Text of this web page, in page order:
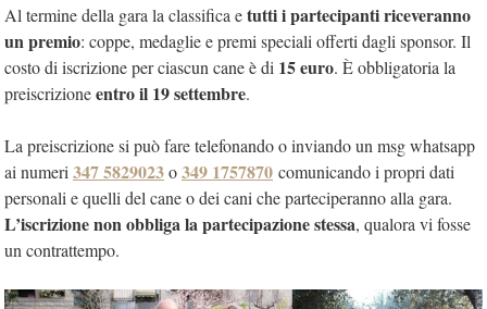
Al termine della gara la classifica etutti i partecipanti riceveranno
un premio: coppe, medaglie e premi speciali offerti dagli sponsor. Il
costo di iscrizione per ciascun cane è di 15 euro. È obbligatoria la
preiscrizioneentro il 19 settembre.
La preiscrizione si può fare telefonando o inviando un msg whatsapp
ai numeri 347 5829023o349 1757870 comunicando i propri dati
personali e quelli del cane o dei cani che parteciperanno alla gara.
L’iscrizione non obbliga la partecipazione stessa, qualora vi fosse
un contrattempo.